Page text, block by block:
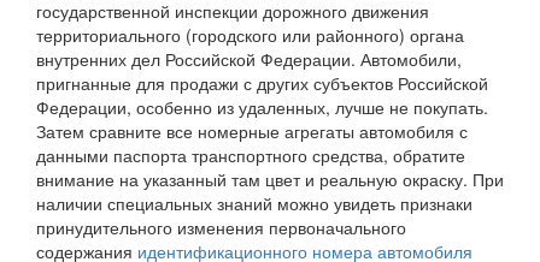
государственной инспекции дорожного движения
территориального (городского или районного) органа
внутренних дел Российской Федерации. Автомобили,
пригнанные для продажи с других субъектов Российской
Федерации, особенно из удаленных, лучше не покупать.
Затем сравните все номерные агрегаты автомобиля с
данными паспорта транспортного средства, обратите
внимание на указанный там цвет и реальную окраску. При
наличии специальных знаний можно увидеть признаки
принудительного изменения первоначального
содержания идентификационного номера автомобиля